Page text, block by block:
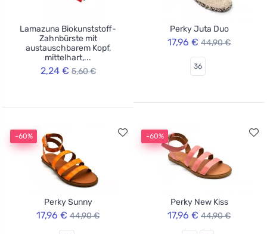
Lamazuna Biokunststoff-
Zahnbürste mit
austauschbarem Kopf,
mittelhart,...
2,24 € 5,60 €
Perky Juta Duo
17,96 € 44,90 €
36
-60%
Perky Sunny
17,96 € 44,90 €
-60%
Perky New Kiss
17,96 € 44,90 €